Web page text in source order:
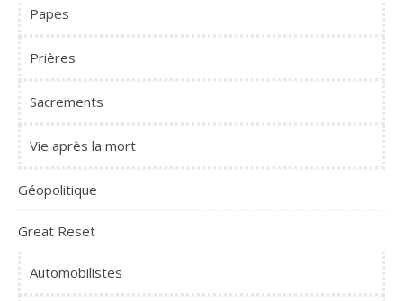
Papes
Prières
Sacrements
Vie après la mort
Géopolitique
Great Reset
Automobilistes